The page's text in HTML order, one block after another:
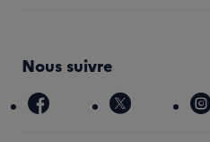
Nous suivre
facebook x